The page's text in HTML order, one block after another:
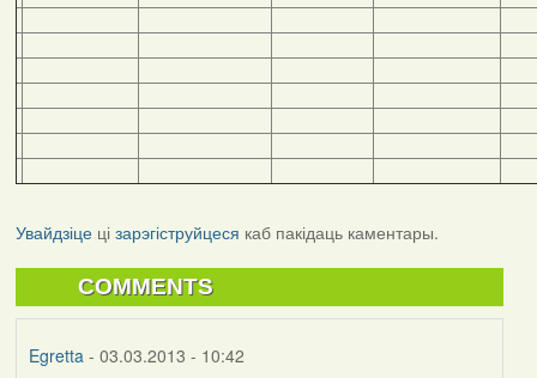
Увайдзіцеці зарэгіструйцеся каб пакідаць каментары.
COMMENTS
Egretta- 03.03.2013 - 10:42